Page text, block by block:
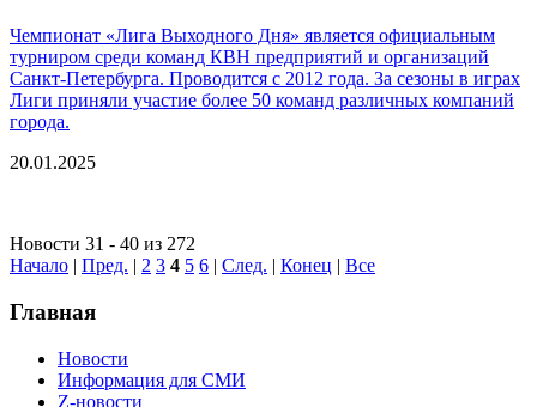
Чемпионат «Лига Выходного Дня» является официальным
турниром среди команд КВН предприятий и организаций
Санкт-Петербурга. Проводится с 2012 года. За сезоны в играх
Лиги приняли участие более 50 команд различных компаний
города.
20.01.2025
Новости 31 - 40 из 272
Начало | Пред. | 2 3 4 5 6 | След. | Конец | Все
Главная
Новости
Информация для СМИ
Z-новости